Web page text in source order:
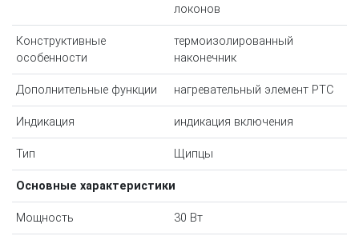
локонов
Конструктивные
особенности
термоизолированный
наконечник
Дополнительные функции нагревательный элемент РТС
Индикация индикация включения
Тип Щипцы
Основные характеристики
Мощность 30 Вт